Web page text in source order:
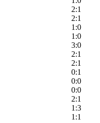
2:1
2:1
1:0
1:0
3:0
2:1
2:1
0:1
0:0
0:0
2:1
1:3
1:1